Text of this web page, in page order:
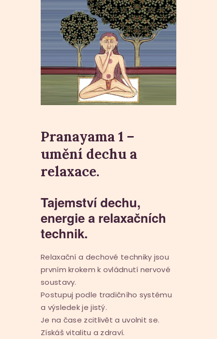
Pranayama 1 –
umění dechu a
relaxace.
Tajemství dechu,
energie a relaxačních
technik.
Relaxační a dechové techniky jsou
prvním krokem k ovládnutí nervové
soustavy.
Postupuj podle tradičního systému
a výsledek je jistý.
Je na čase zcitlivět a uvolnit se.
Získáš vitalitu a zdraví.